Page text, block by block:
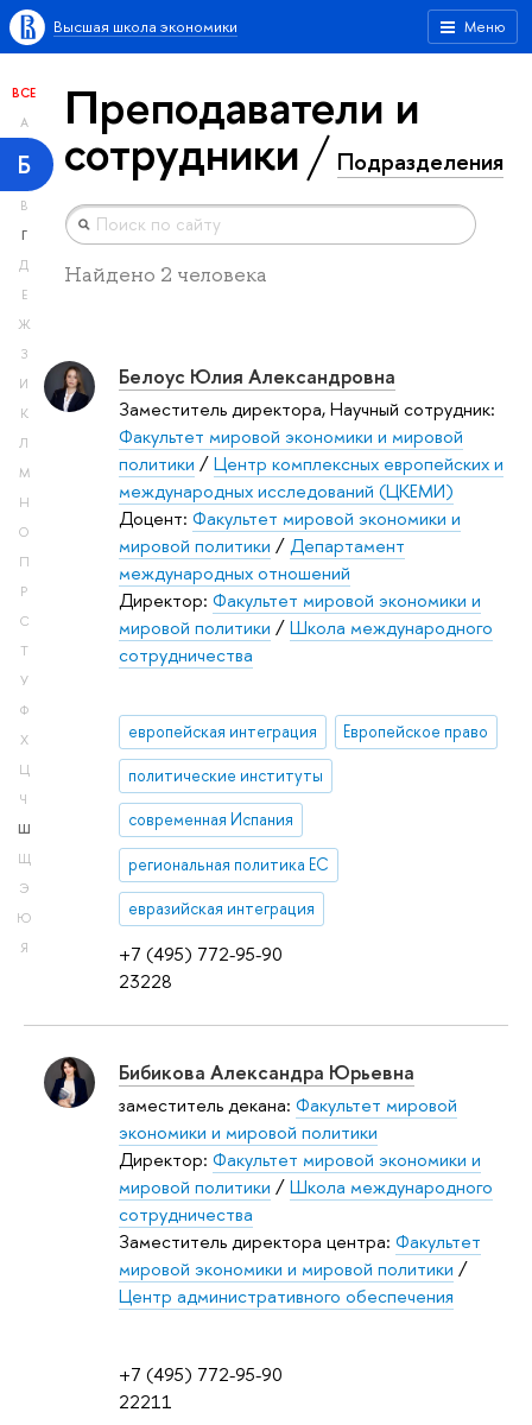
Меню
Высшая школа экономики
ВСЕ
А
Б
В
Г
Д
Е
Ж
З
И
К
Л
М
Н
О
П
Р
С
Т
У
Ф
Х
Ц
Ч
Ш
Щ
Э
Ю
Я
Преподаватели и
сотрудники Подразделения
Найдено 2 человека
+7 (495) 772-95-90
23228
Белоус Юлия Александровна
Заместитель директора, Научный сотрудник:
Факультет мировой экономики и мировой
политики /Центр комплексных европейских и
международных исследований (ЦКЕМИ)
Доцент: Факультет мировой экономики и
мировой политики /Департамент
международных отношений
Директор: Факультет мировой экономики и
мировой политики /Школа международного
сотрудничества
европейская интеграция Европейское право
политические институты
современная Испания
региональная политика ЕС
евразийская интеграция
+7 (495) 772-95-90
22211
Бибикова Александра Юрьевна
заместитель декана: Факультет мировой
экономики и мировой политики
Директор: Факультет мировой экономики и
мировой политики /Школа международного
сотрудничества
Заместитель директора центра: Факультет
мировой экономики и мировой политики /
Центр административного обеспечения